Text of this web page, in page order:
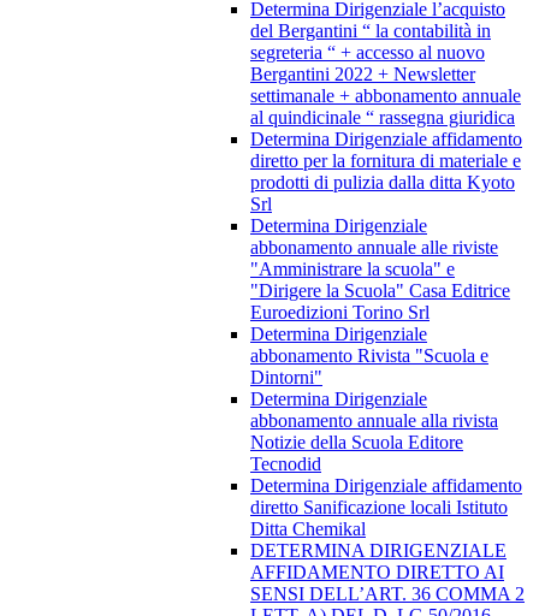
Determina Dirigenziale l’acquisto
del Bergantini “ la contabilità in
segreteria “ + accesso al nuovo
Bergantini 2022 + Newsletter
settimanale + abbonamento annuale
al quindicinale “ rassegna giuridica
Determina Dirigenziale affidamento
diretto per la fornitura di materiale e
prodotti di pulizia dalla ditta Kyoto
Srl
Determina Dirigenziale
abbonamento annuale alle riviste
"Amministrare la scuola" e
"Dirigere la Scuola" Casa Editrice
Euroedizioni Torino Srl
Determina Dirigenziale
abbonamento Rivista "Scuola e
Dintorni"
Determina Dirigenziale
abbonamento annuale alla rivista
Notizie della Scuola Editore
Tecnodid
Determina Dirigenziale affidamento
diretto Sanificazione locali Istituto
Ditta Chemikal
DETERMINA DIRIGENZIALE
AFFIDAMENTO DIRETTO AI
SENSI DELL’ART. 36 COMMA 2